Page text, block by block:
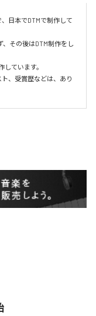
日本でDTMで制作して
その後はDTM制作をし
ています。
、受賞歴などは、あり